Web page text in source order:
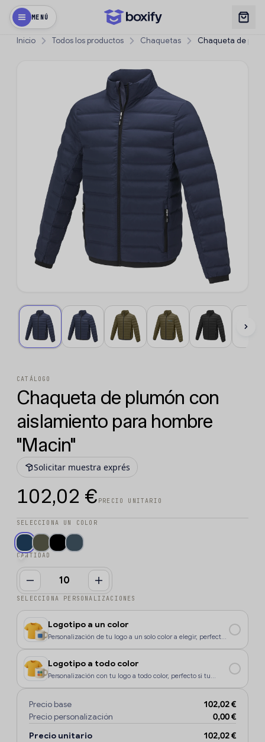
MENÚ
Inicio Todos los productos Chaquetas Chaqueta de
CATÁLOGO
Chaqueta de plumón con
aislamiento para hombre
"Macin"
Solicitar muestra exprés
102,02 € PRECIO UNITARIO
SELECCIONA UN COLOR
CANTIDAD
SELECCIONA PERSONALIZACIONES
Logotipo a un color
Personalización de tu logo a un solo color a elegir, perfecto
Logotipo a todo color
Personalización con tu logo a todo color, perfecto si tu
Precio base
102,02 €
Precio personalización
0,00 €
Precio unitario
102,02 €